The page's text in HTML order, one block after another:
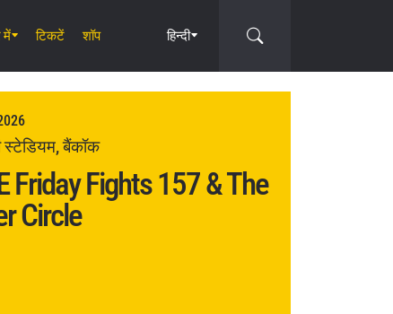
में टिकटें शॉप हिन्दी
स्टेडियम, बैंकॉक
Friday Fights 157 & The
Circle